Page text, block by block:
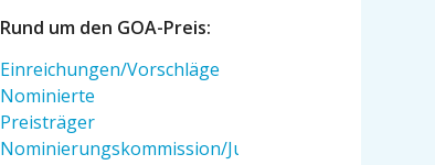
Rund um den GOA-Preis:
Einreichungen/Vorschläge
Nominierte
Preisträger
Nominierungskommission/Jury